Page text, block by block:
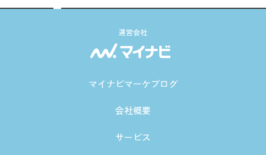
運営会社
マイナビマーケブログ
会社概要
サービス